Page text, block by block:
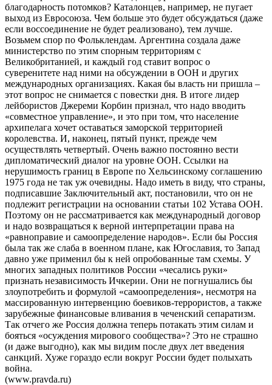
благодарность потомков? Каталонцев, например, не пугает
выход из Евросоюза. Чем больше это будет обсуждаться (даже
если воссоединение не будет реализовано), тем лучше.
Возьмем спор по Фольклендам. Аргентина создала даже
министерство по этим спорным территориям с
Великобританией, и каждый год ставит вопрос о
суверенитете над ними на обсуждении в ООН и других
международных организациях. Какая бы власть ни пришла –
этот вопрос не снимается с повестки дня. В итоге лидер
лейбористов Джереми Корбин признал, что надо вводить
«совместное управление», и это при том, что население
архипелага хочет оставаться заморской территорией
королевства. И, наконец, пятый пункт, прежде чем
осуществлять четвертый. Очень важно постоянно вести
дипломатический диалог на уровне ООН. Ссылки на
нерушимость границ в Европе по Хельсинскому соглашению
1975 года не так уж очевидны. Надо иметь в виду, что страны,
подписавшие Заключительный акт, постановили, что он не
подлежит регистрации на основании статьи 102 Устава ООН.
Поэтому он не рассматривается как международный договор
и надо возвращаться к верной интерпретации права на
«равноправие и самоопределение народов». Если бы Россия
была так же слаба в военном плане, как Югославия, то Запад
давно уже применил бы к ней опробованные там схемы. У
многих западных политиков России «чесались руки»
признать независимость Ичкерии. Они не погнушались бы
злоупотребить и формулой «самоопределения», несмотря на
массированную интервенцию боевиков-террористов, а также
зарубежные финансовые вливания в чеченский сепаратизм.
Так отчего же Россия должна теперь потакать этим силам и
бояться «осуждения мирового сообщества»? Это не страшно
(и даже выгодно), как мы видим после двух лет введения
санкций. Хуже гораздо если вокруг России будет полыхать
война.
(www.pravda.ru)